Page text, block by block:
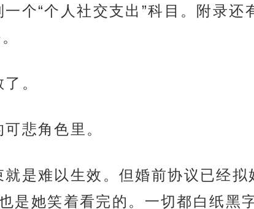
个“个人社交支出”科目。附录还
。
悲角色里。
是难以生效。但婚前协议已经拟
是她笑着看完的。一切都白纸黑